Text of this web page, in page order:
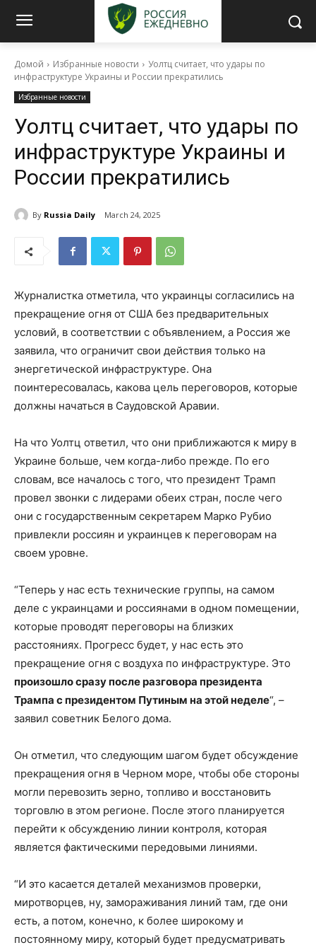
Домой Избранные новости
Уолтц считает, что удары по
инфраструктуре Украины и России прекратились
Избранные новости
Уолтц считает, что удары по
инфраструктуре Украины и
России прекратились
By Russia Daily March 24, 2025
Журналистка отметила, что украинцы согласились на
прекращение огня от США без предварительных
условий, в соответствии с объявлением, а Россия же
заявила, что ограничит свои действия только на
энергетической инфраструктуре. Она
поинтересовалась, какова цель переговоров, которые
должны начаться в Саудовской Аравии.
На что Уолтц ответил, что они приближаются к миру в
Украине больше, чем когда-либо прежде. По его
словам, все началось с того, что президент Трамп
провел звонки с лидерами обеих стран, после чего
они с государственным секретарем Марко Рубио
привлекли россиян и украинцев к переговорам на
своем уровне.
“Теперь у нас есть технические группы, на самом
деле с украинцами и россиянами в одном помещении,
которые проводят переговоры на близких
расстояниях. Прогресс будет, у нас есть это
прекращение огня с воздуха по инфраструктуре. Это
произошло сразу после разговора президента
Трампа с президентом Путиным на этой неделе“, –
заявил советник Белого дома.
Он отметил, что следующим шагом будет обсуждение
прекращения огня в Черном море, чтобы обе стороны
могли перевозить зерно, топливо и восстановить
торговлю в этом регионе. После этого планируется
перейти к обсуждению линии контроля, которая
является фактическими передовыми линиями.
“И это касается деталей механизмов проверки,
миротворцев, ну, замораживания линий там, где они
есть, а потом, конечно, к более широкому и
постоянному миру, который будет предусматривать